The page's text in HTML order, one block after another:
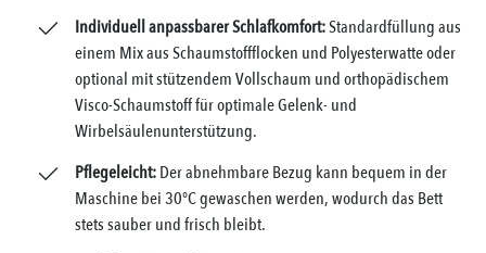
Individuell anpassbarer Schlafkomfort:Standardfüllung aus
einem Mix aus Schaumstoffflocken und Polyesterwatte oder
optional mit stützendem Vollschaum und orthopädischem
Visco-Schaumstoff für optimale Gelenk- und
Wirbelsäulenunterstützung.
Pflegeleicht:Der abnehmbare Bezug kann bequem in der
Maschine bei 30°C gewaschen werden, wodurch das Bett
stets sauber und frisch bleibt.